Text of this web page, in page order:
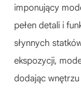
imponujący
pełen detali i
słynnych
ekspozycji,
dodając